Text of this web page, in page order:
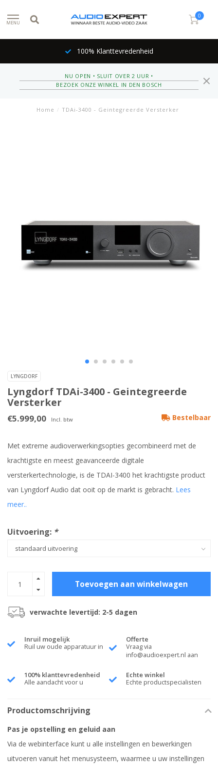
MENU
0
100% Klanttevredenheid
NU OPEN • SLUIT OVER 2 UUR •
BEZOEK ONZE WINKEL IN DEN BOSCH
Home / TDAi-3400 - Geintegreerde Versterker
LYNGDORF
Lyngdorf TDAi-3400 - Geintegreerde
Versterker
€5.999,00 Incl. btw Bestelbaar
Met extreme audioverwerkingsopties gecombineerd met de
krachtigste en meest geavanceerde digitale
versterkertechnologie, is de TDAI-3400 het krachtigste product
van Lyngdorf Audio dat ooit op de markt is gebracht. Lees
meer..
Uitvoering: *
Toevoegen aan winkelwagen
verwachte levertijd: 2-5 dagen
Inruil mogelijk
Ruil uw oude apparatuur in
Offerte
Vraag via
info@audioexpert.nl aan
100% klanttevredenheid
Alle aandacht voor u
Echte winkel
Echte productspecialisten
Productomschrijving
Pas je opstelling en geluid aan
Via de webinterface kunt u alle instellingen en bewerkingen
uitvoeren vanuit het menusysteem, waarmee u uw instellingen